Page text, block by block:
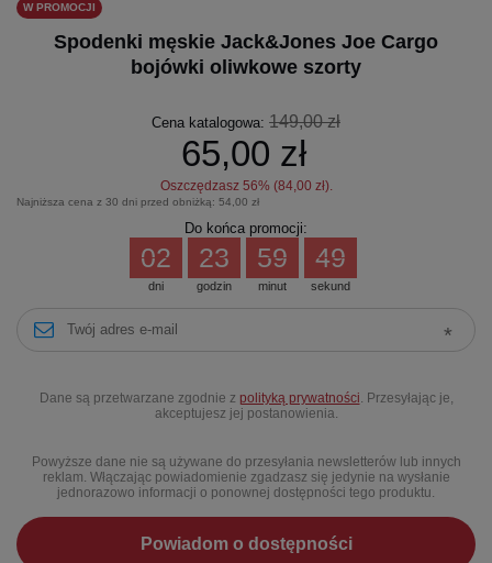
W PROMOCJI
Spodenki męskie Jack&Jones Joe Cargo
bojówki oliwkowe szorty
Cena katalogowa: 149,00 zł
65,00 zł
Oszczędzasz 56% (84,00 zł).
Najniższa cena z 30 dni przed obniżką: 54,00 zł
Do końca promocji:
dni
02
godzin
23
minut
59
sekund
49
Dane są przetwarzane zgodnie z polityką prywatności . Przesyłając je,
akceptujesz jej postanowienia.
Powyższe dane nie są używane do przesyłania newsletterów lub innych
reklam. Włączając powiadomienie zgadzasz się jedynie na wysłanie
jednorazowo informacji o ponownej dostępności tego produktu.
Powiadom o dostępności